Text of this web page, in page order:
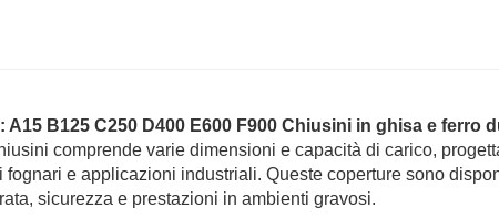
A15 B125 C250 D400 E600 F900 Chiusini in ghisa e ferro
comprende varie dimensioni e capacità di carico,
fognari e applicazioni industriali. Queste coperture sono
sicurezza e prestazioni in ambienti gravosi.